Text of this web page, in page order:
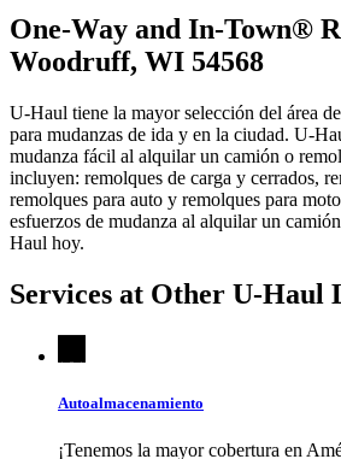
One-Way and In-Town®
Woodruff, WI 54568
U-Haul tiene la mayor selección del área
para mudanzas de ida y en la ciudad. U-
mudanza fácil al alquilar un camión o
incluyen: remolques de carga y cerrados,
remolques para auto y remolques para
esfuerzos de mudanza al alquilar un
Haul hoy.
Services at Other U-Haul
Autoalmacenamiento
¡Tenemos la mayor cobertura en